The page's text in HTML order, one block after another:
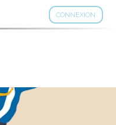
CONNEXION